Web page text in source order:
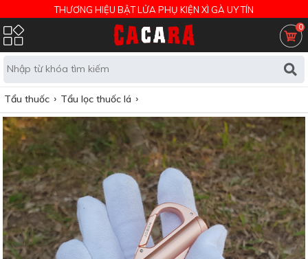
THƯƠNG HIỆU BẬT LỬA PHỤ KIỆN XÌ GÀ UY TÍN
0
Tẩu thuốc Tẩu lọc thuốc lá